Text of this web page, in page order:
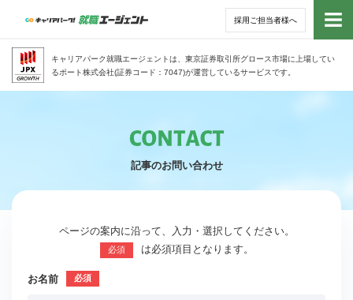
採用ご担当者様へ
キャリアパーク就職エージェントは、東京証券取引所グロース市場に上場してい
るポート株式会社(証券コード：7047)が運営しているサービスです。
トッ
記事のお問い合わせ
ページの案内に沿って、入力・選択してください。
必須 は必須項目となります。
お名前